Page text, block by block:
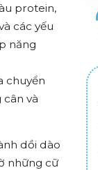
protein,
các yếu
năng
chuyển
và
dồi dào
những cữ